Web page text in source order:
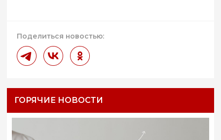
Поделиться новостью:
ГОРЯЧИЕ НОВОСТИ